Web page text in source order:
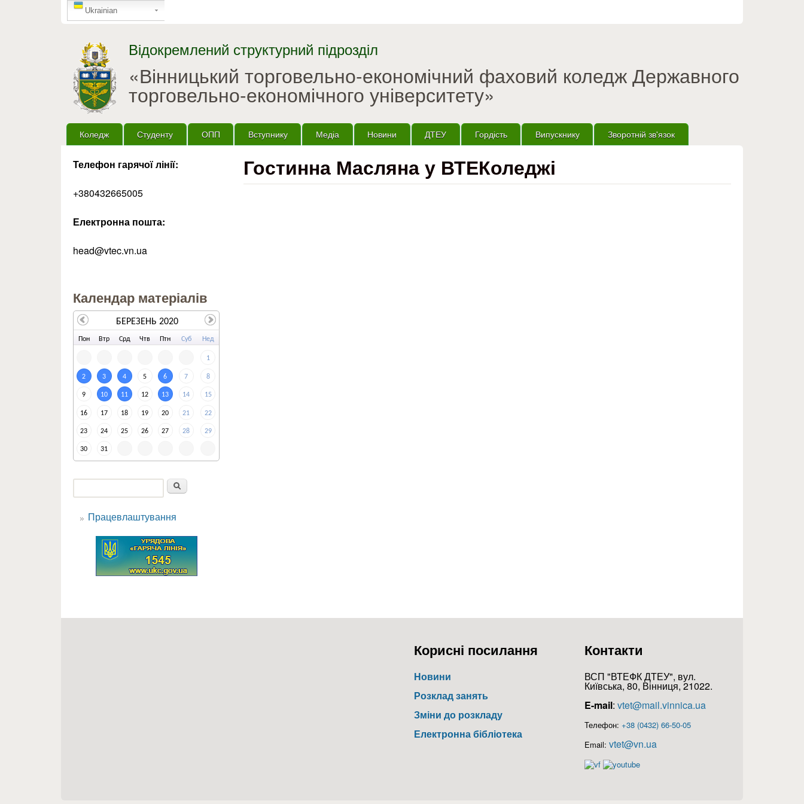
GTranslate
Ukrainian
Відокремлений структурний підрозділ
«Вінницький торговельно-економічний фаховий коледж Державного
торговельно-економічного університету»
Головне меню
Коледж Студенту ОПП Вступнику Медіа Новини ДТЕУ Гордість Випускнику Зворотній зв'язок
Гостинна Масляна у ВТЕКоледжі
Телефон гарячої лінії:
+380432665005
Електронна пошта:
head@vtec.vn.ua
Календар матеріалів
Пон Втр Срд Чтв Птн Суб Нед
1
2 3 4 5 6 7 8
9 10 11 12 13 14 15
16 17 18 19 20 21 22
23 24 25 26 27 28 29
30 31
БЕРЕЗЕНЬ 2020
Пошукова форма
Працевлаштування
Корисні посилання
Новини
Розклад занять
Зміни до розкладу
Електронна бібліотека
Контакти
ВСП "ВТЕФК ДТЕУ", вул.
Київська, 80, Вінниця, 21022.
E-mail: vtet@mail.vinnica.ua
Телефон: +38 (0432) 66-50-05
Email: vtet@vn.ua